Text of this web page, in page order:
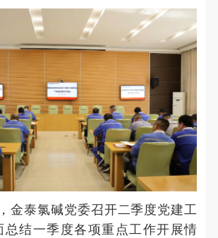
金泰氯碱党委召开二季度党建工
总结一季度各项重点工作开展情